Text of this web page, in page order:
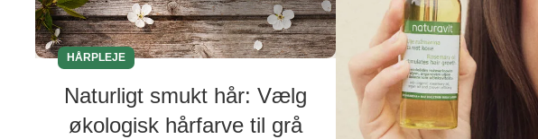
HÅRPLEJE
Naturligt smukt hår: Vælg
økologisk hårfarve til grå